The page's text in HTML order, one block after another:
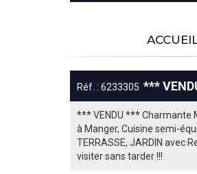
Réf. : 6233305 ***
*** VENDU *** Charmante
à Manger, Cuisine semi-
TERRASSE, JARDIN avec
visiter sans tarder !!!